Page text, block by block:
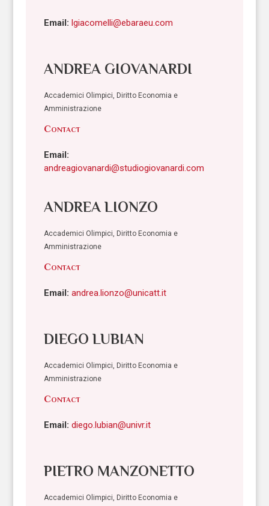
Email: lgiacomelli@ebaraeu.com
ANDREA GIOVANARDI
Accademici Olimpici, Diritto Economia e
Amministrazione
Contact
Email:
andreagiovanardi@studiogiovanardi.com
ANDREA LIONZO
Accademici Olimpici, Diritto Economia e
Amministrazione
Contact
Email: andrea.lionzo@unicatt.it
DIEGO LUBIAN
Accademici Olimpici, Diritto Economia e
Amministrazione
Contact
Email: diego.lubian@univr.it
PIETRO MANZONETTO
Accademici Olimpici, Diritto Economia e